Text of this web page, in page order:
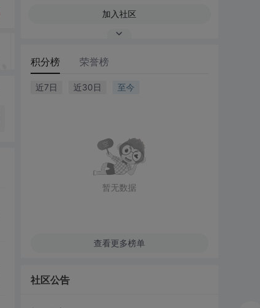
加入社区
积分榜 荣誉榜
近7日 近30日 至今
暂无数据
查看更多榜单
社区公告